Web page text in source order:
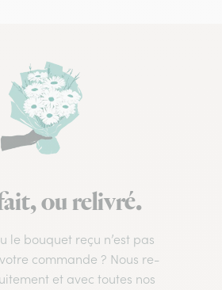
ou relivré.
le bouquet reçu n’est pas
commande ? Nous re-
et avec toutes nos